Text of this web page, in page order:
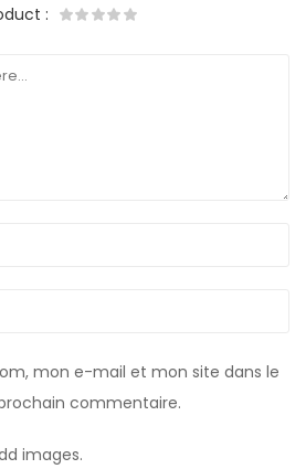
:
mon e-mail et mon site dans le
commentaire.
images.